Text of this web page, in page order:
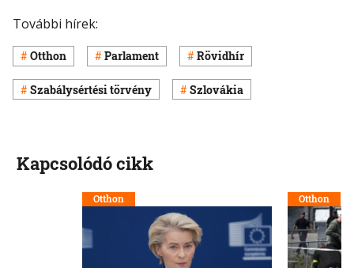
További hírek:
Otthon Parlament Rövidhír
Szabálysértési törvény Szlovákia
Kapcsolódó cikk
Otthon Otthon